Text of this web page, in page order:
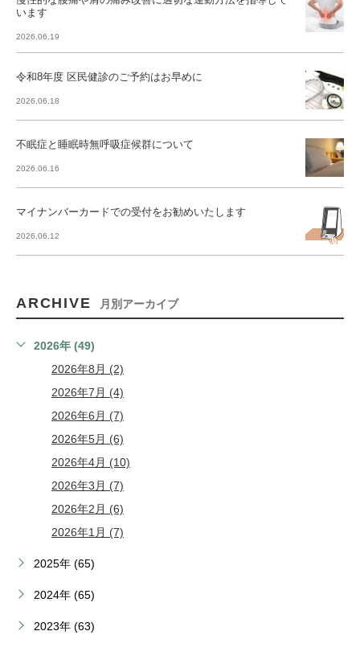
います
2026.06.19
令和8年度 区民健診のご予約はお早めに
2026.06.18
不眠症と睡眠時無呼吸症候群について
2026.06.16
マイナンバーカードでの受付をお勧めいたします
2026.06.12
ARCHIVE 月別アーカイブ
2026年 (49)
2026年8月 (2)
2026年7月 (4)
2026年6月 (7)
2026年5月 (6)
2026年4月 (10)
2026年3月 (7)
2026年2月 (6)
2026年1月 (7)
2025年 (65)
2024年 (65)
2023年 (63)